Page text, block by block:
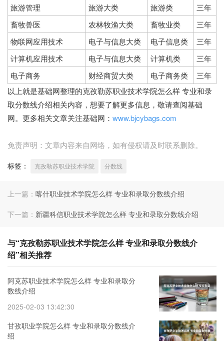
旅游管理
旅游大类 旅游类
三年
畜牧兽医
农林牧渔大类 畜牧业类
三年
物联网应用技术
电子与信息大类 电子信息类
三年
计算机应用技术
电子与信息大类 计算机类
三年
电子商务
财经商贸大类 电子商务类
三年
以上就是基础网整理的克孜勒苏职业技术学院怎么样 专业和录
取分数线介绍相关内容，想要了解更多信息，敬请查阅基础
网。更多相关文章关注基础网： www.bjcybags.com
免责声明：文章内容来自网络，如有侵权请及时联系删除。
标签： 克孜勒苏职业技术学院 分数线
上一篇： 喀什职业技术学院怎么样 专业和录取分数线介绍
下一篇： 新疆科信职业技术学院怎么样 专业和录取分数线介绍
与“克孜勒苏职业技术学院怎么样 专业和录取分数线介
绍”相关推荐
阿克苏职业技术学院怎么样 专业和录取分
数线介绍
2025-02-03 13:42:30
甘孜职业学院怎么样 专业和录取分数线介
绍